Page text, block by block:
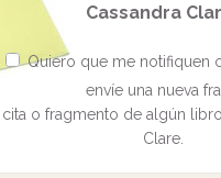
Cassandra
Quiero que me notifiquen
envíe una nueva
cita o fragmento de algún
Clare.